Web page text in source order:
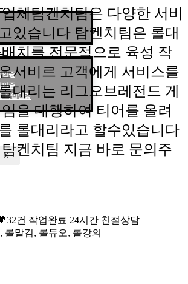
인증
인증
작업인증
X
체탐켄치팀은 다양한 서비
있습니다 탐켄치팀은 롤대
치를 전문적으로 육성 작
서비르 고객에게 서비스를
대리는 리그오브레전드 게
을 대행하여 티어를 올려
롤대리라고 할수있습니다
켄치팀 지금 바로 문의주
건 작업완료 24시간 친절상담
롤맡김, 롤듀오, 롤강의